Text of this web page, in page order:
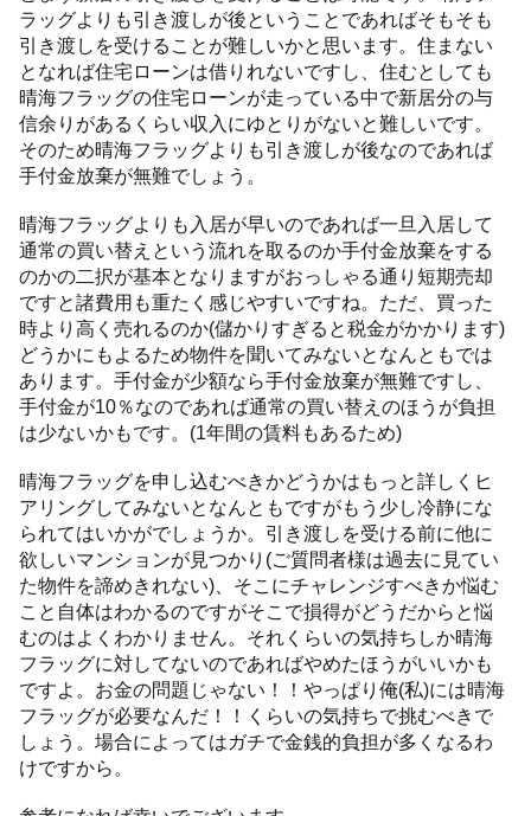
ラッグよりも引き渡しが後ということであればそもそも
引き渡しを受けることが難しいかと思います。住まない
となれば住宅ローンは借りれないですし、住むとしても
晴海フラッグの住宅ローンが走っている中で新居分の与
信余りがあるくらい収入にゆとりがないと難しいです。
そのため晴海フラッグよりも引き渡しが後なのであれば
手付金放棄が無難でしょう。
晴海フラッグよりも入居が早いのであれば一旦入居して
通常の買い替えという流れを取るのか手付金放棄をする
のかの二択が基本となりますがおっしゃる通り短期売却
ですと諸費用も重たく感じやすいですね。ただ、買った
時より高く売れるのか(儲かりすぎると税金がかかります)
どうかにもよるため物件を聞いてみないとなんともでは
あります。手付金が少額なら手付金放棄が無難ですし、
手付金が10％なのであれば通常の買い替えのほうが負担
は少ないかもです。(1年間の賃料もあるため)
晴海フラッグを申し込むべきかどうかはもっと詳しくヒ
アリングしてみないとなんともですがもう少し冷静にな
られてはいかがでしょうか。引き渡しを受ける前に他に
欲しいマンションが見つかり(ご質問者様は過去に見てい
た物件を諦めきれない)、そこにチャレンジすべきか悩む
こと自体はわかるのですがそこで損得がどうだからと悩
むのはよくわかりません。それくらいの気持ちしか晴海
フラッグに対してないのであればやめたほうがいいかも
ですよ。お金の問題じゃない！！やっぱり俺(私)には晴海
フラッグが必要なんだ！！くらいの気持ちで挑むべきで
しょう。場合によってはガチで金銭的負担が多くなるわ
けですから。